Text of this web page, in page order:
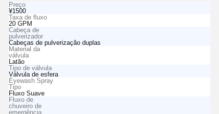
Preço
¥1500
Taxa de fluxo
20 GPM
Cabeça de
pulverizador
Cabeças de pulverização duplas
Material da
válvula
Latão
Tipo de válvula
Válvula de esfera
Eyewash Spray
Tipo
Fluxo Suave
Fluxo de
chuveiro de
emergência